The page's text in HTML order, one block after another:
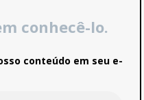
conhecê-lo.
conteúdo em seu e-